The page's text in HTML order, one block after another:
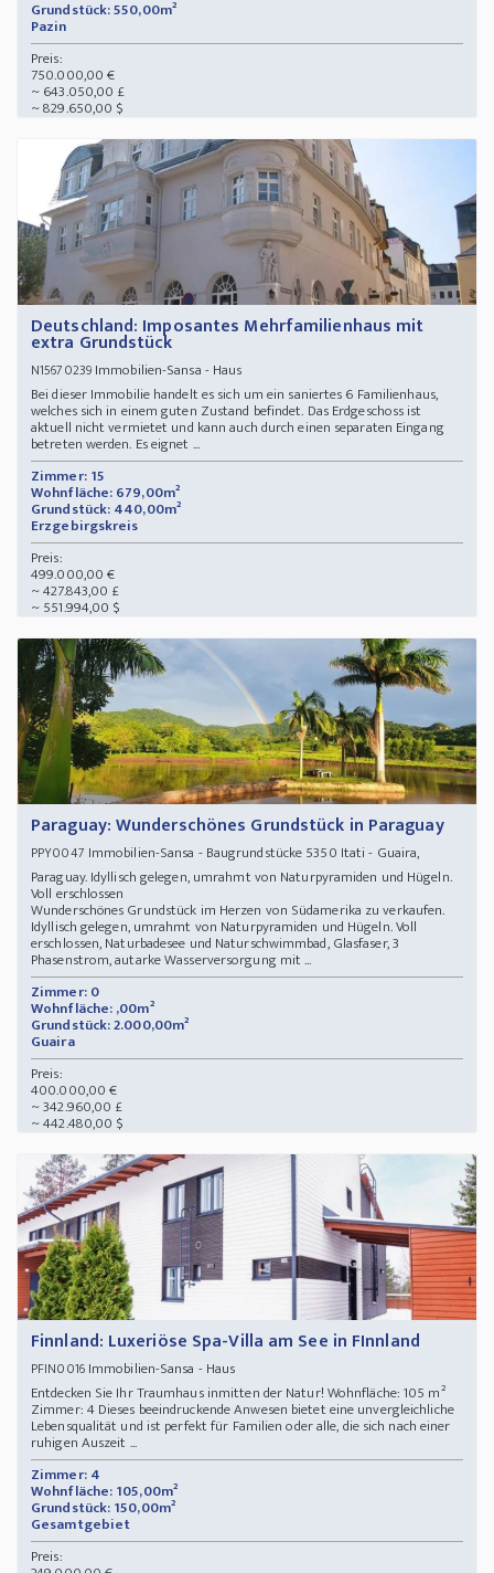
Grundstück: 550,00m²
Pazin
Preis:
750.000,00 €
~ 643.050,00 £
~ 829.650,00 $
Deutschland: Imposantes Mehrfamilienhaus mit
extra Grundstück
N15670239Immobilien-Sansa - Haus
Bei dieser Immobilie handelt es sich um ein saniertes 6 Familienhaus,
welches sich in einem guten Zustand befindet. Das Erdgeschoss ist
aktuell nicht vermietet und kann auch durch einen separaten Eingang
betreten werden. Es eignet ...
Zimmer: 15
Wohnfläche: 679,00m²
Grundstück: 440,00m²
Erzgebirgskreis
Preis:
499.000,00 €
~ 427.843,00 £
~ 551.994,00 $
Paraguay: Wunderschönes Grundstück in Paraguay
PPY0047 Immobilien-Sansa - Baugrundstücke 5350 Itati - Guaira,
Paraguay. Idyllisch gelegen, umrahmt von Naturpyramiden und Hügeln.
Voll erschlossen
Wunderschönes Grundstück im Herzen von Südamerika zu verkaufen.
Idyllisch gelegen, umrahmt von Naturpyramiden und Hügeln. Voll
erschlossen, Naturbadesee und Naturschwimmbad, Glasfaser, 3
Phasenstrom, autarke Wasserversorgung mit ...
Zimmer: 0
Wohnfläche: ,00m²
Grundstück: 2.000,00m²
Guaira
Preis:
400.000,00 €
~ 342.960,00 £
~ 442.480,00 $
Finnland: Luxeriöse Spa-Villa am See in FInnland
PFIN0016Immobilien-Sansa - Haus
Entdecken Sie Ihr Traumhaus inmitten der Natur! Wohnfläche: 105 m²
Zimmer: 4 Dieses beeindruckende Anwesen bietet eine unvergleichliche
Lebensqualität und ist perfekt für Familien oder alle, die sich nach einer
ruhigen Auszeit ...
Zimmer: 4
Wohnfläche: 105,00m²
Grundstück: 150,00m²
Gesamtgebiet
Preis: